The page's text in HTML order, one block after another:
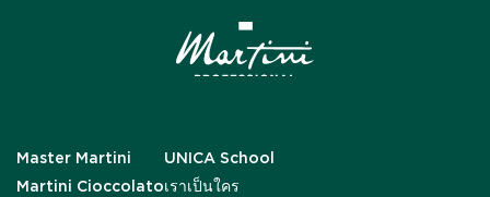
Master Martini
Martini Cioccolato
UNICA School
เราเป็นใคร